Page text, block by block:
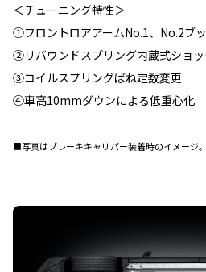
＜チューニング特性＞
①フロントロアアームNo.1、No.2ブ
②リバウンドスプリング内蔵式ショ
③コイルスプリングばね定数変更
④車高10mmダウンによる低重心化
■写真はブレーキキャリパー装着時のイメージ。